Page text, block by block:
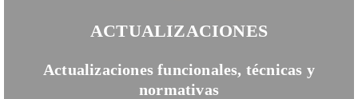
ACTUALIZACIONES
Actualizaciones funcionales, técnicas y
normativas